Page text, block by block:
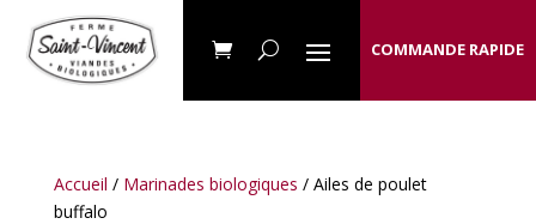
COMMANDE RAPIDE
Accueil / Marinades biologiques / Ailes de poulet
buffalo